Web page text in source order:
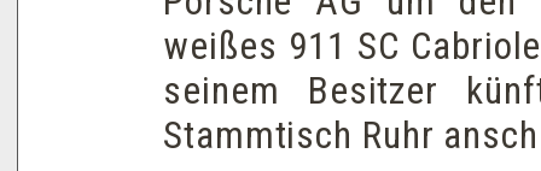
weißes 911 SC
seinem Besitzer
Stammtisch Ruhr